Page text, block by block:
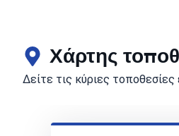
Χάρτης
Δείτε τις κύριες